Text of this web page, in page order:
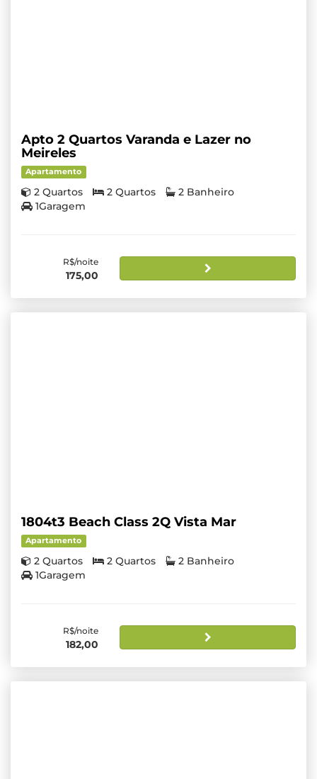
Apto 2 Quartos Varanda e Lazer no
Meireles
Apartamento
2 Quartos 2 Quartos
2 Banheiro
1Garagem
R$/noite
175,00
1804t3 Beach Class 2Q Vista Mar
Apartamento
2 Quartos 2 Quartos
2 Banheiro
1Garagem
R$/noite
182,00